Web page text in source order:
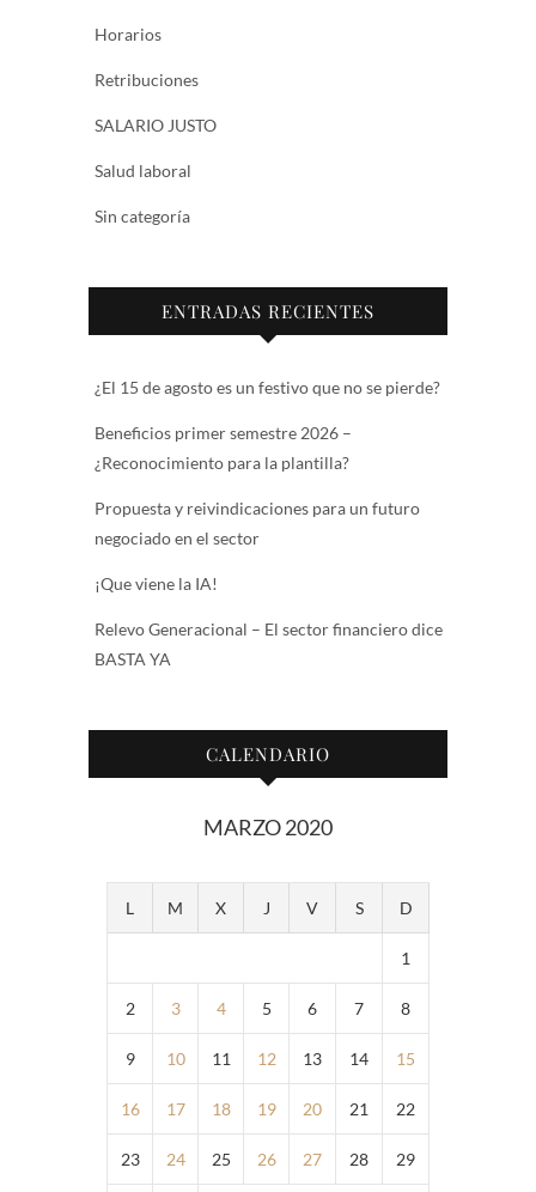
Horarios
Retribuciones
SALARIO JUSTO
Salud laboral
Sin categoría
ENTRADAS RECIENTES
¿El 15 de agosto es un festivo que no se pierde?
Beneficios primer semestre 2026 –
¿Reconocimiento para la plantilla?
Propuesta y reivindicaciones para un futuro
negociado en el sector
¡Que viene la IA!
Relevo Generacional – El sector financiero dice
BASTA YA
CALENDARIO
MARZO 2020
L M X J V S D
1
2 3 4 5 6 7 8
9 10 11 12 13 14 15
16 17 18 19 20 21 22
23 24 25 26 27 28 29